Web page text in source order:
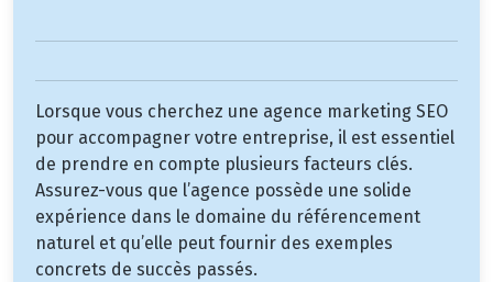
Lorsque vous cherchez une agence marketing SEO
pour accompagner votre entreprise, il est essentiel
de prendre en compte plusieurs facteurs clés.
Assurez-vous que l’agence possède une solide
expérience dans le domaine du référencement
naturel et qu’elle peut fournir des exemples
concrets de succès passés.